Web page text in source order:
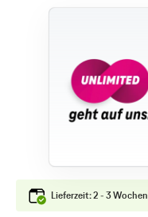
Lieferzeit: 2 - 3 Wochen